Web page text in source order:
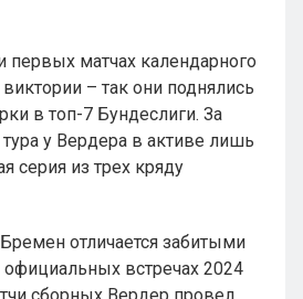
матчах календарного
– так они поднялись
в топ-7 Бундеслиги. За
у Вердера в активе лишь
серия из трех кряду
отличается забитыми
встречах 2024